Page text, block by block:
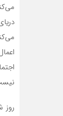
روز